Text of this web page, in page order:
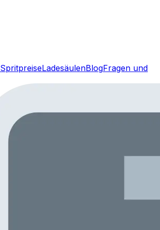
SpritpreiseLadesäulenBlogFragen und